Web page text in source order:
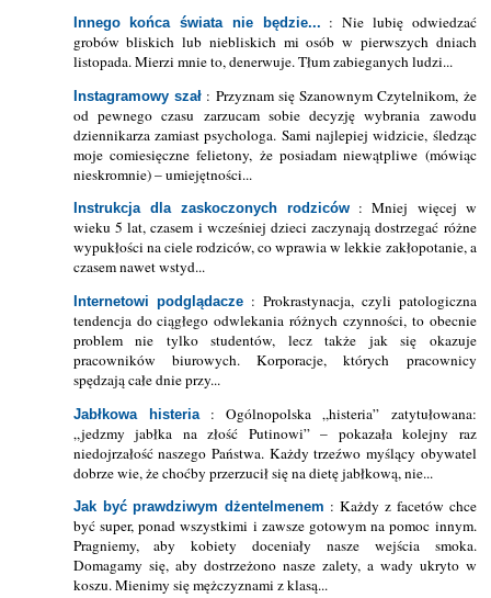
Innego końca świata nie będzie... : Nie lubię odwiedzać
grobów bliskich lub niebliskich mi osób w pierwszych dniach
listopada. Mierzi mnie to, denerwuje. Tłum zabieganych ludzi...
Instagramowy szał: Przyznam się Szanownym Czytelnikom, że
od pewnego czasu zarzucam sobie decyzję wybrania zawodu
dziennikarza zamiast psychologa. Sami najlepiej widzicie, śledząc
moje comiesięczne felietony, że posiadam niewątpliwe (mówiąc
nieskromnie) – umiejętności...
Instrukcja dla zaskoczonych rodziców : Mniej więcej w
wieku 5 lat, czasem i wcześniej dzieci zaczynają dostrzegać różne
wypukłości na ciele rodziców, co wprawia w lekkie zakłopotanie, a
czasem nawet wstyd...
Internetowi podglądacze : Prokrastynacja, czyli patologiczna
tendencja do ciągłego odwlekania różnych czynności, to obecnie
problem nie tylko studentów, lecz także jak się okazuje
pracowników biurowych. Korporacje, których pracownicy
spędzają całe dnie przy...
Jabłkowa histeria: Ogólnopolska „histeria” zatytułowana:
„jedzmy jabłka na złość Putinowi” – pokazała kolejny raz
niedojrzałość naszego Państwa. Każdy trzeźwo myślący obywatel
dobrze wie, że choćby przerzucił się na dietę jabłkową, nie...
Jak być prawdziwym dżentelmenem : Każdy z facetów chce
być super, ponad wszystkimi i zawsze gotowym na pomoc innym.
Pragniemy, aby kobiety doceniały nasze wejścia smoka.
Domagamy się, aby dostrzeżono nasze zalety, a wady ukryto w
koszu. Mienimy się mężczyznami z klasą...